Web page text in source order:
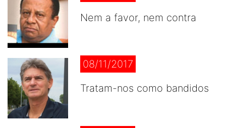
Nem a favor, nem contra
08/11/2017
Tratam-nos como bandidos